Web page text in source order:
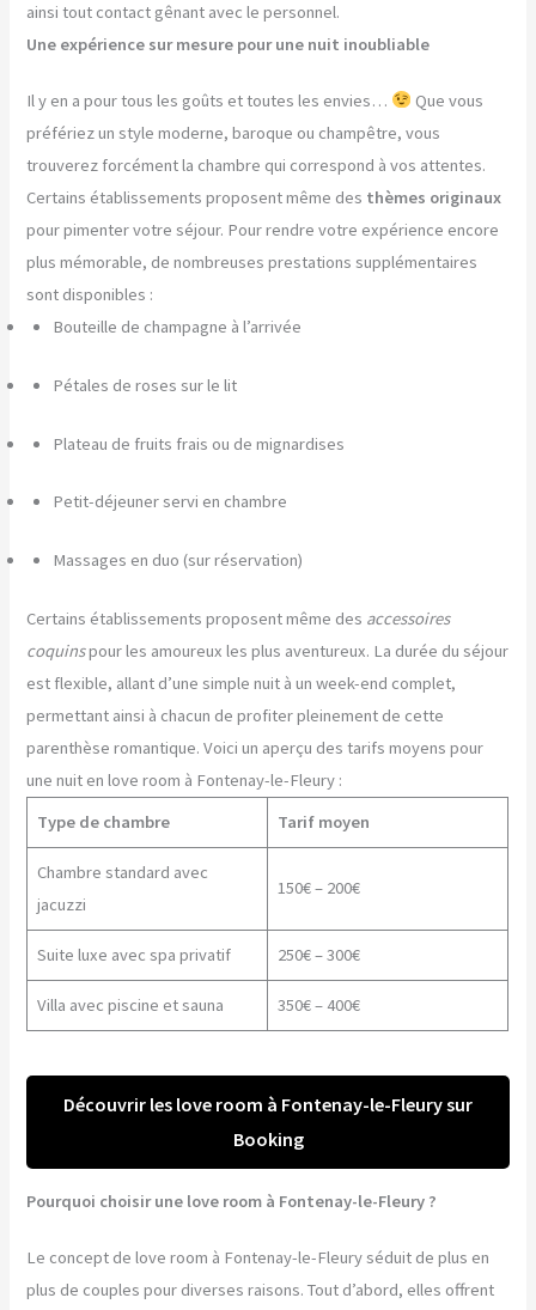
ainsi tout contact gênant avec le personnel.
Une expérience sur mesure pour une nuit inoubliable
Il y en a pour tous les goûts et toutes les envies…
Que vous
préfériez un style moderne, baroque ou champêtre, vous
trouverez forcément la chambre qui correspond à vos attentes.
Certains établissements proposent même des thèmes originaux
pour pimenter votre séjour. Pour rendre votre expérience encore
plus mémorable, de nombreuses prestations supplémentaires
sont disponibles :
Bouteille de champagne à l’arrivée
Pétales de roses sur le lit
Plateau de fruits frais ou de mignardises
Petit-déjeuner servi en chambre
Massages en duo (sur réservation)
Certains établissements proposent même des accessoires
coquinspour les amoureux les plus aventureux. La durée du séjour
est flexible, allant d’une simple nuit à un week-end complet,
permettant ainsi à chacun de profiter pleinement de cette
parenthèse romantique. Voici un aperçu des tarifs moyens pour
une nuit en love room à Fontenay-le-Fleury :
Type de chambre
Tarif moyen
Chambre standard avec
jacuzzi
150€ – 200€
Suite luxe avec spa privatif 250€ – 300€
Villa avec piscine et sauna 350€ – 400€
Découvrir les love room à Fontenay-le-Fleury sur
Booking
Pourquoi choisir une love room à Fontenay-le-Fleury ?
Le concept de love room à Fontenay-le-Fleury séduit de plus en
plus de couples pour diverses raisons. Tout d’abord, elles offrent